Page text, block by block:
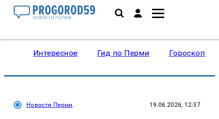
Интересное Гид по Перми Гороскопы
Новости Перми 19.06.2026, 12:37